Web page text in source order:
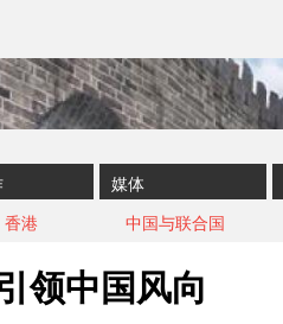
媒体
香港 中国与联合国
领中国风向